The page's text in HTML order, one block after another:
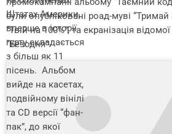
були опубліковані роад-муві “Тримай
“Твiй на 100%”, та екранізація
“Безодня”.
Штатах Америки,
вперше в історії
гурту складається
з більш як 11
пісень. Альбом
вийде на касетах,
подвійному вінілі
та CD версії “фан-
пак”, до якої